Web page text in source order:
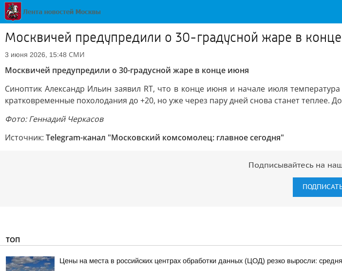
Москвичей предупредили о 30-градусной жаре в
3 июня 2026, 15:48 СМИ
Москвичей предупредили о 30-градусной жаре в конце июня
Синоптик Александр Ильин заявил RT, что в конце июня и начале июля
кратковременные похолодания до +20, но уже через пару дней снова станет
Фото: Геннадий Черкасов
Источник: Telegram-канал "Московский комсомолец: главное сегодня"
Подписывайтесь на
ТОП
Цены на места в российских центрах обработки данных (ЦОД) резко выросли: